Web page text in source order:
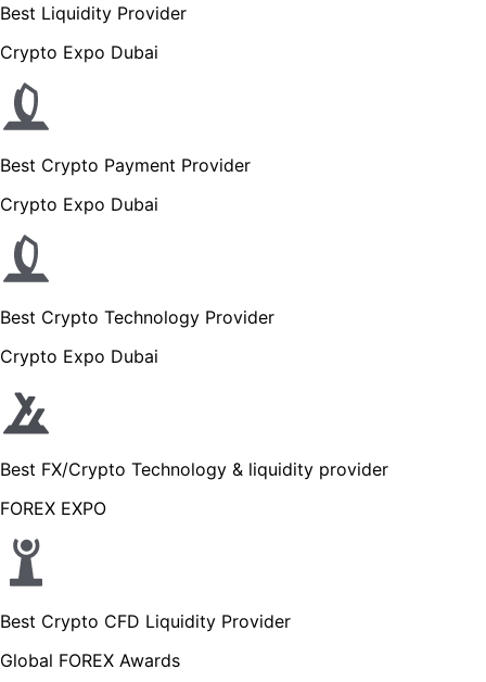
Best Liquidity Provider
Crypto Expo Dubai
Best Crypto Payment Provider
Crypto Expo Dubai
Best Crypto Technology Provider
Crypto Expo Dubai
Best FX/Crypto Technology & liquidity provider
FOREX EXPO
Best Crypto CFD Liquidity Provider
Global FOREX Awards